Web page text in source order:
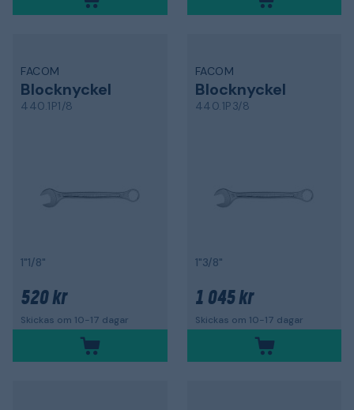
FACOM
Blocknyckel
440.1P1/8
1"1/8"
520 kr
Skickas om 10-17 dagar
FACOM
Blocknyckel
440.1P3/8
1"3/8"
1 045 kr
Skickas om 10-17 dagar